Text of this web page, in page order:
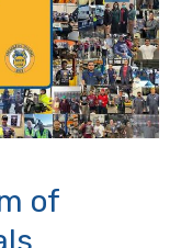
of